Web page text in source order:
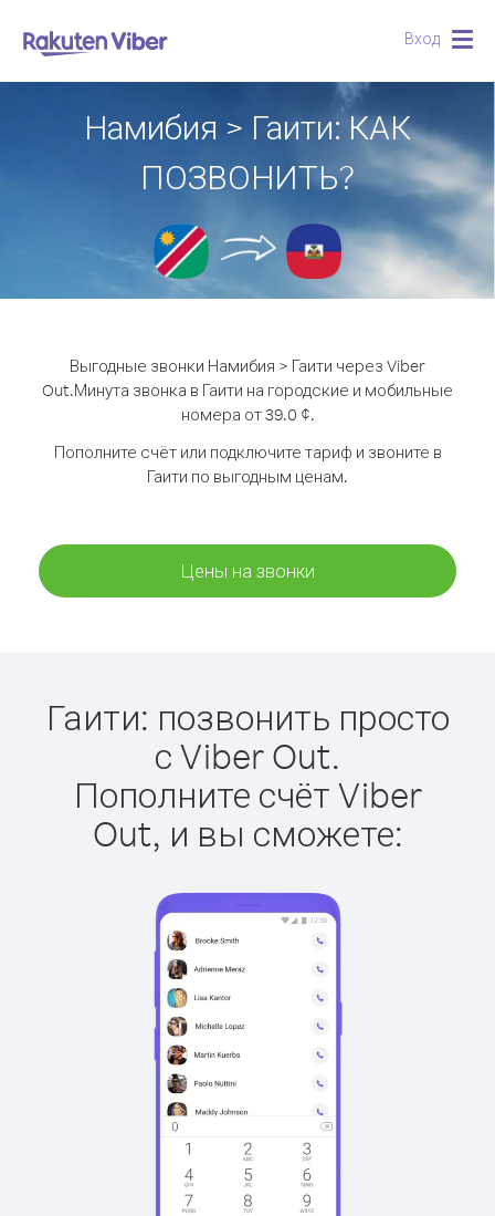
Вход
Намибия > Гаити: КАК
ПОЗВОНИТЬ?
Выгодные звонки Намибия > Гаити через Viber
Out.Минута звонка в Гаити на городские и мобильные
номера от 39.0 ¢.
Пополните счёт или подключите тариф и звоните в
Гаити по выгодным ценам.
Цены на звонки
Гаити: позвонить просто
с Viber Out.
Пополните счёт Viber
Out, и вы сможете: